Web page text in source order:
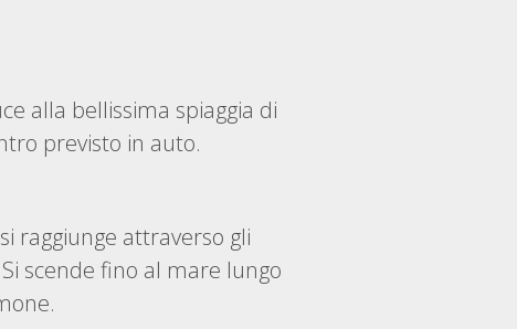
alla bellissima spiaggia di
previsto in auto.
raggiunge attraverso gli
scende fino al mare lungo